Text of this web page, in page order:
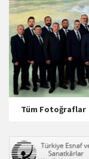
Tüm Fotoğraflar